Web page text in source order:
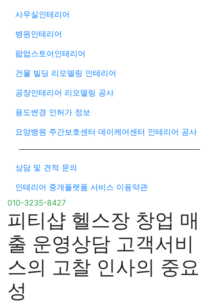
사무실인테리어
병원인테리어
팝업스토어인테리어
건물 빌딩 리모델링 인테리어
공장인테리어 리모델링 공사
용도변경 인허가 정보
요양병원 주간보호센터 데이케어센터 인테리어 공사
상담 및 견적 문의
인테리어 중개플랫폼 서비스 이용약관
010-3235-8427
피티샵 헬스장 창업 매
출 운영상담 고객서비
스의 고찰 인사의 중요
성